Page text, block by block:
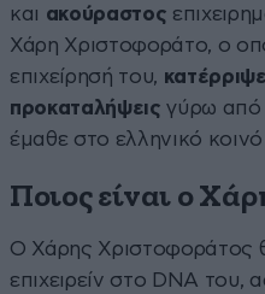
και ακούραστος
Χάρη Χριστοφοράτο, ο
επιχείρησή του,
προκαταλήψεις γύρω από
έμαθε στο ελληνικό
Ποιος είναι ο
O Χάρης Χριστοφοράτος
επιχειρείν στο DNA του,